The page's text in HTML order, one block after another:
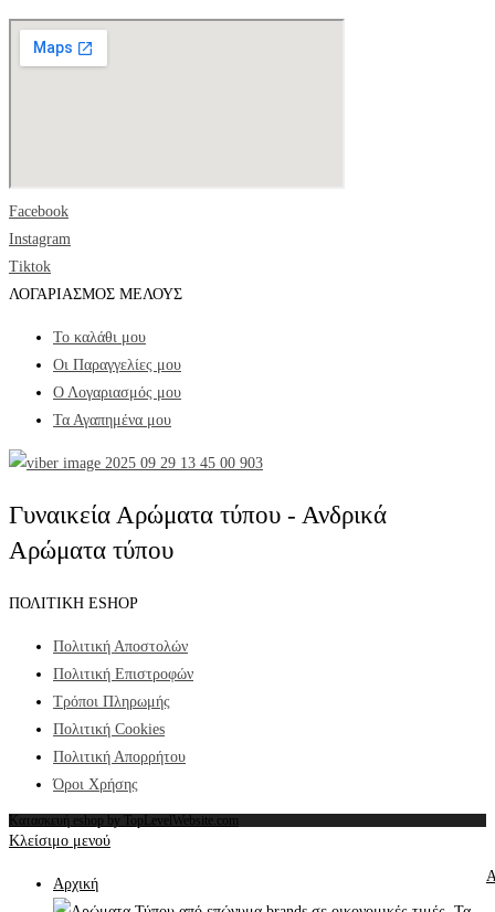
Facebook
Instagram
Tiktok
ΛΟΓΑΡΙΑΣΜΟΣ ΜΕΛΟΥΣ
Το καλάθι μου
Οι Παραγγελίες μου
Ο Λογαριασμός μου
Τα Αγαπημένα μου
Γυναικεία Αρώματα τύπου - Ανδρικά
Αρώματα τύπου
ΠΟΛΙΤΙΚΗ ESHOP
Πολιτική Αποστολών
Πολιτική Επιστροφών
Τρόποι Πληρωμής
Πολιτική Cookies
Πολιτική Απορρήτου
Όροι Χρήσης
Κατασκευή eshop by TopLevelWebsite.com
Κλείσιμο μενού
Αρχική